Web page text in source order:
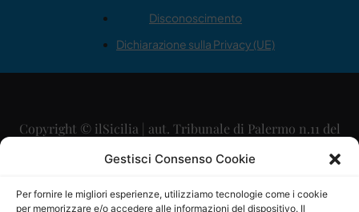
Gestisci Consenso Cookie
Per fornire le migliori esperienze, utilizziamo tecnologie come i cookie
per memorizzare e/o accedere alle informazioni del dispositivo. Il
Disconoscimento
Dichiarazione sulla Privacy (UE)
Copyright © ilSicilia | aut. Tribunale di Palermo n.11 del
29/09/2015